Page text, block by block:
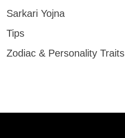
Sarkari Yojna
Tips
Zodiac & Personality Traits